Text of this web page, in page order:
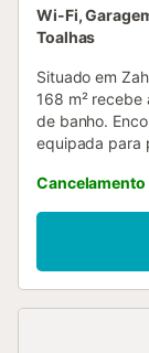
Wi-Fi,
Toalhas
Situado em
168 m²
de banho.
equipada para
pedido, Wi-Fi e
oferece check-
brinquedos e
Podem
proximidade à